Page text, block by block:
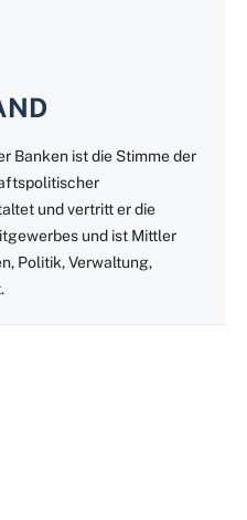
Banken ist die Stimme der
und vertritt er die
und ist Mittler
Politik, Verwaltung,